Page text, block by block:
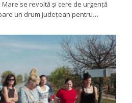
se revoltă și cere de urgență
un drum județean pentru…